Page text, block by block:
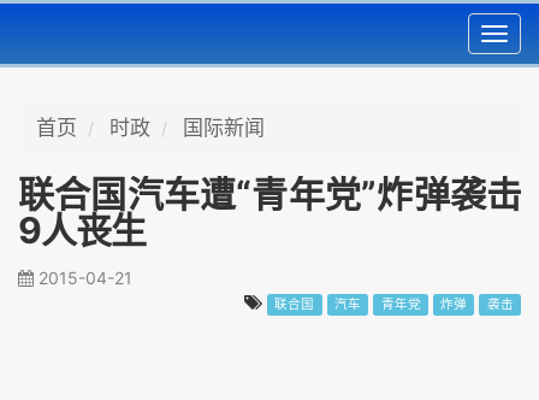
首页 时政 国际新闻
联合国汽车遭“青年党”炸弹袭击
9人丧生
2015-04-21
联合国 汽车 青年党 炸弹 袭击